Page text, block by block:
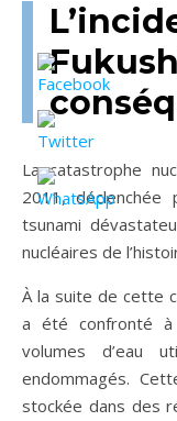
La catastrophe
2011,
tsunami
nucléaires de
À la suite de cette
a été confronté à
volumes d’eau
endommagés.
stockée dans des